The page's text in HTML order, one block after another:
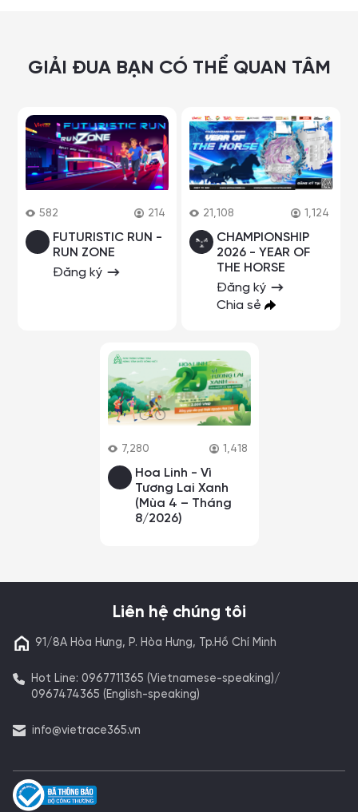
GIẢI ĐUA BẠN CÓ THỂ QUAN TÂM
582 214
FUTURISTIC RUN -
RUN ZONE
Đăng ký
21,108 1,124
CHAMPIONSHIP
2026 - YEAR OF
THE HORSE
Đăng ký
Chia sẻ
7,280 1,418
Hoa Linh - Vì
Tương Lai Xanh
(Mùa 4 – Tháng
8/2026)
Liên hệ chúng tôi
91/8A Hòa Hưng, P. Hòa Hưng, Tp.Hồ Chí Minh
Hot Line: 0967711365 (Vietnamese-speaking)/
0967474365 (English-speaking)
info@vietrace365.vn